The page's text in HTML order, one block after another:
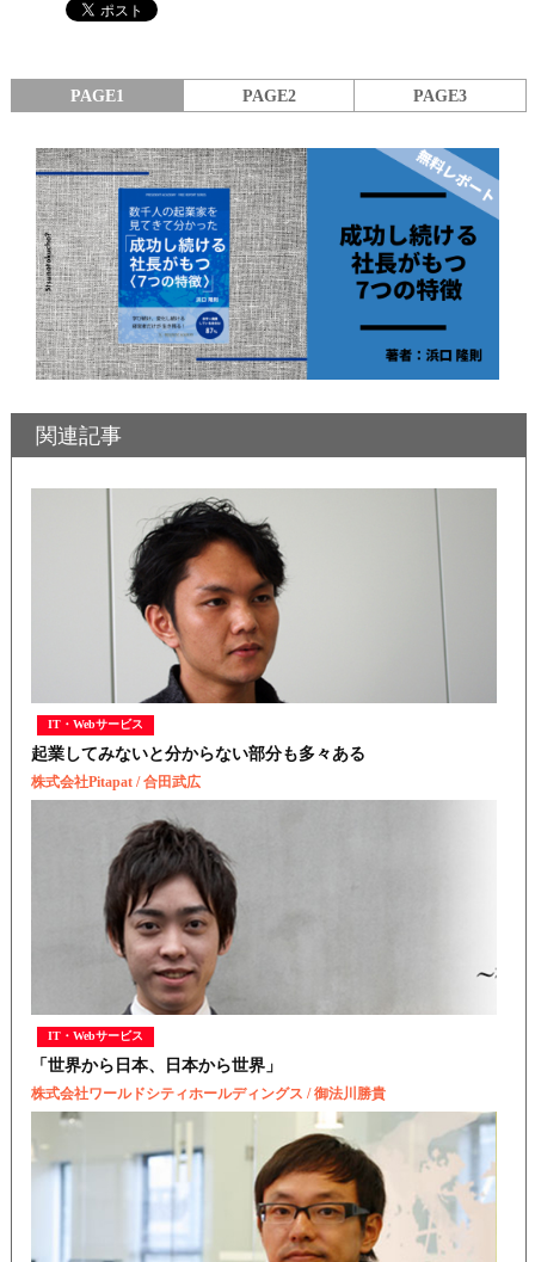
PAGE1 PAGE2 PAGE3
関連記事
IT・Webサービス
起業してみないと分からない部分も多々ある
株式会社Pitapat / 合田武広
IT・Webサービス
「世界から日本、日本から世界」
株式会社ワールドシティホールディングス / 御法川勝貴